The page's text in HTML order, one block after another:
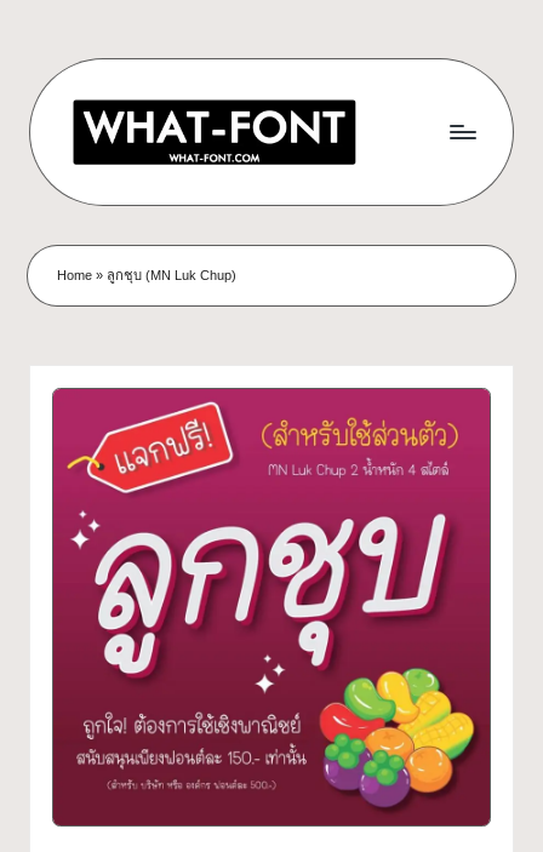
content
า
ว
โ
ล
ด
ฟ
ฟ
รี!
ร
ฟอนต์
ฟรี!
รวม
สวยๆ
ใช้ได้
โปร
เจ
What-
Font
Home » ลูกชุบ (MN Luk Chup)